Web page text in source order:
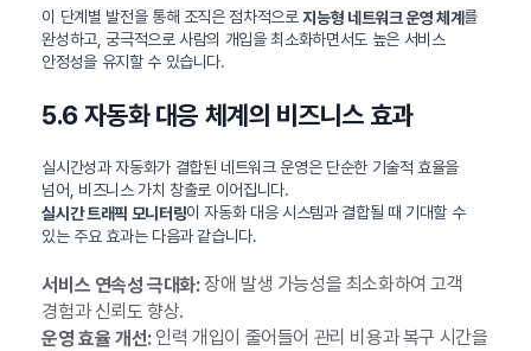
이 단계별 발전을 통해 조직은 점차적으로지능형 네트워크 운영 체계를
완성하고, 궁극적으로 사람의 개입을 최소화하면서도 높은 서비스
안정성을 유지할 수 있습니다.
5.6 자동화 대응 체계의 비즈니스 효과
실시간성과 자동화가 결합된 네트워크 운영은 단순한 기술적 효율을
넘어, 비즈니스 가치 창출로 이어집니다.
실시간 트래픽 모니터링이 자동화 대응 시스템과 결합될 때 기대할 수
있는 주요 효과는 다음과 같습니다.
서비스 연속성 극대화:장애 발생 가능성을 최소화하여 고객
경험과 신뢰도 향상.
운영 효율 개선:인력 개입이 줄어들어 관리 비용과 복구 시간을